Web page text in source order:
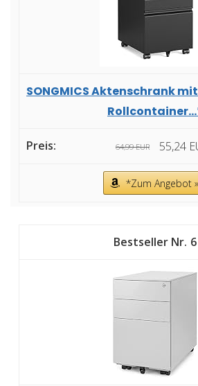
SONGMICS Aktenschrank
64,99 EUR 55,24
*Zum Angebot »
6